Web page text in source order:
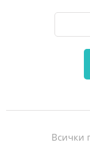
Всички